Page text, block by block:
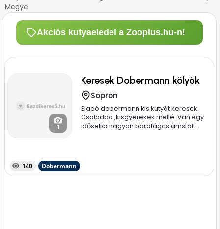
Megye
Akciós kutyaeledel a Zooplus.hu-n!
1
Keresek Dobermann kölyök
Sopron
Eladó dobermann kis kutyát keresek.
Családba ,kisgyerekek mellé. Van egy
idősebb nagyon barátágos amstaff...
140 Dobermann